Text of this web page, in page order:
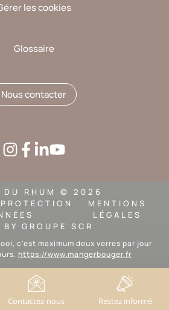
les cookies
Glossaire
Nous contacter
DU RHUM © 2026
MENTIONS
LÉGALES
GROUPE SCR
c'est maximum deux verres par jour
https://www.mangerbouger.fr
Contactez-nous Restez informé